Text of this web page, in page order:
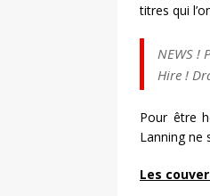
titres qui
NEWS !
Hire !
Pour être
Lanning ne
Les